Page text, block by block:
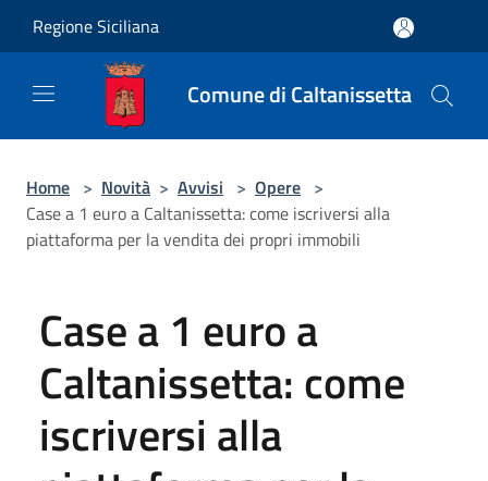
Regione Siciliana
Comune di Caltanissetta
Home > Novità > Avvisi > Opere >
Case a 1 euro a Caltanissetta: come iscriversi alla
piattaforma per la vendita dei propri immobili
Case a 1 euro a
Caltanissetta: come
iscriversi alla